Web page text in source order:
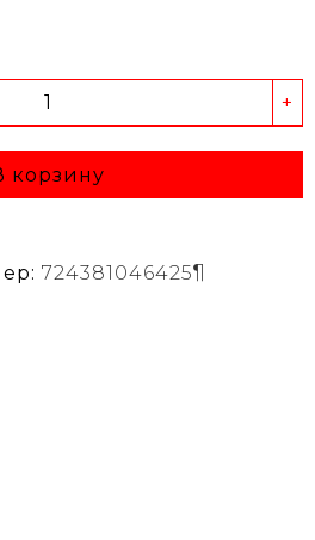
+
корзину
724381046425¶